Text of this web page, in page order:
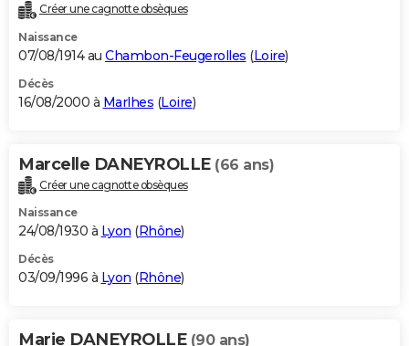
Créer une cagnotte obsèques
Naissance
07/08/1914 au Chambon-Feugerolles (Loire)
Décès
16/08/2000 à Marlhes (Loire)
Marcelle DANEYROLLE (66 ans)
Créer une cagnotte obsèques
Naissance
24/08/1930 à Lyon (Rhône)
Décès
03/09/1996 à Lyon (Rhône)
Marie DANEYROLLE (90 ans)